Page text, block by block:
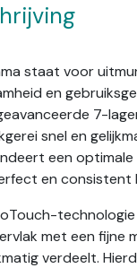
staat voor
en
7-
snel en
een
en consistent
met een fijne
verdeelt.